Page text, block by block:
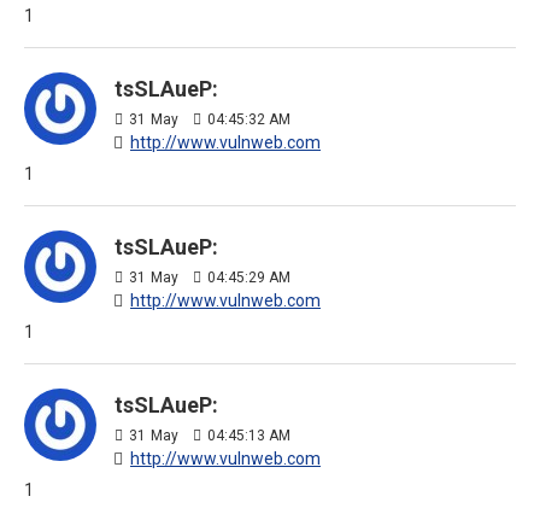
1
tsSLAueP:
31 May 04:45:32 AM
http://www.vulnweb.com
1
tsSLAueP:
31 May 04:45:29 AM
http://www.vulnweb.com
1
tsSLAueP:
31 May 04:45:13 AM
http://www.vulnweb.com
1